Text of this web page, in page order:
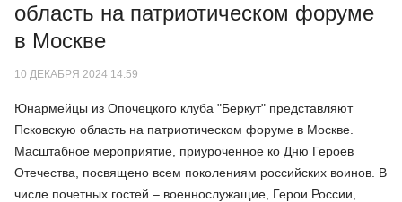
область на патриотическом форуме
в Москве
10 ДЕКАБРЯ 2024 14:59
Юнармейцы из Опочецкого клуба "Беркут" представляют
Псковскую область на патриотическом форуме в Москве.
Масштабное мероприятие, приуроченное ко Дню Героев
Отечества, посвящено всем поколениям российских воинов. В
числе почетных гостей – военнослужащие, Герои России,